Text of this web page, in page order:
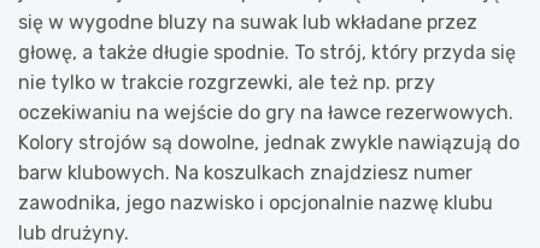
się w wygodne bluzy na suwak lub wkładane przez
głowę, a także długie spodnie. To strój, który przyda się
nie tylko w trakcie rozgrzewki, ale też np. przy
oczekiwaniu na wejście do gry na ławce rezerwowych.
Kolory strojów są dowolne, jednak zwykle nawiązują do
barw klubowych. Na koszulkach znajdziesz numer
zawodnika, jego nazwisko i opcjonalnie nazwę klubu
lub drużyny.